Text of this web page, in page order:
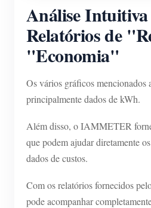
Análise Intuitiva
Relatórios de
"Economia"
Os vários gráficos mencionados
principalmente dados de kWh.
Além disso, o IAMMETER
que podem ajudar diretamente
dados de custos.
Com os relatórios fornecidos
pode acompanhar